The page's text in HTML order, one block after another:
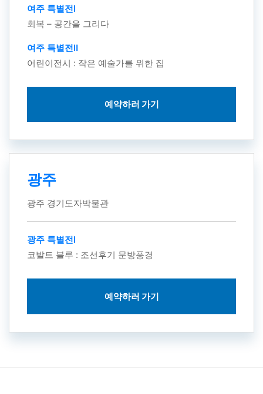
여주 특별전Ⅰ
회복 – 공간을 그리다
여주 특별전Ⅱ
어린이전시 : 작은 예술가를 위한 집
예약하러 가기
광주
광주 경기도자박물관
광주 특별전Ⅰ
코발트 블루 : 조선후기 문방풍경
예약하러 가기